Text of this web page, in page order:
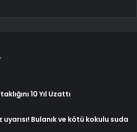
10 Yıl Uzattı
uyarısı! Bulanık ve kötü kokulu suda